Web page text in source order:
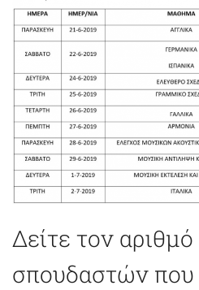
Δείτε τον
σπουδαστών που